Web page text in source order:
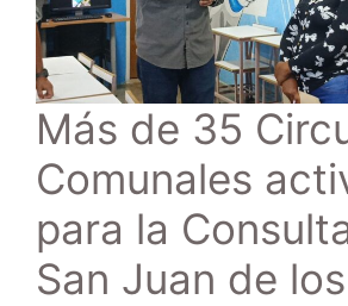
Más de 35
Comunales
para la
San Juan de